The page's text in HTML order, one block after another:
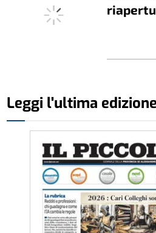
Leggi l'ultima edizione